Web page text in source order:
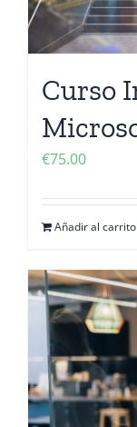
Curso
€75.00
Añadir al carrito